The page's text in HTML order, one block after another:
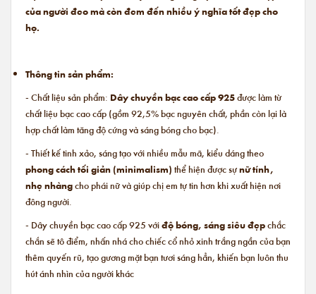
của người đeo mà còn đem đến nhiều ý nghĩa tốt đẹp cho
họ.
Thông tin sản phẩm:
- Chất liệu sản phẩm: Dây chuyền bạc cao cấp 925được làm từ
chất liệu bạc cao cấp (gồm 92,5% bạc nguyên chất, phần còn lại là
hợp chất làm tăng độ cứng và sáng bóng cho bạc).
- Thiết kế tinh xảo, sáng tạo với nhiều mẫu mã, kiểu dáng theo
phong cách tối giản (minimalism) thể hiện được sựnữ tính,
nhẹ nhàngcho phái nữ và giúp chị em tự tin hơn khi xuất hiện nơi
đông người.
- Dây chuyền bạc cao cấp 925 vớiđộ bóng, sáng siêu đẹpchắc
chắn sẽ tô điểm, nhấn nhá cho chiếc cổ nhỏ xinh trắng ngần của bạn
thêm quyến rũ, tạo gương mặt bạn tươi sáng hẳn, khiến bạn luôn thu
hút ánh nhìn của người khác